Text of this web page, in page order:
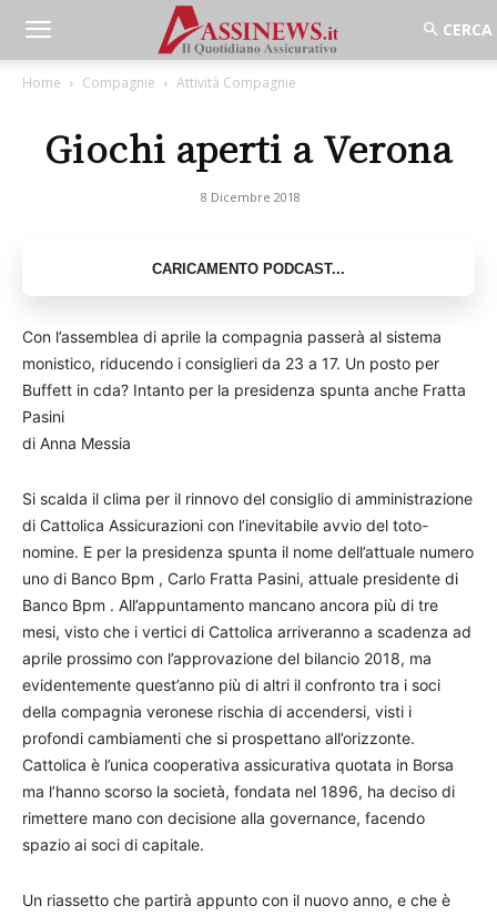
Home Compagnie Attività Compagnie
Giochi aperti a Verona
8 Dicembre 2018
Con l’assemblea di aprile la compagnia passerà al sistema
monistico, riducendo i consiglieri da 23 a 17. Un posto per
Buffett in cda? Intanto per la presidenza spunta anche Fratta
Pasini
di Anna Messia
Si scalda il clima per il rinnovo del consiglio di amministrazione
di Cattolica Assicurazioni con l’inevitabile avvio del toto-
nomine. E per la presidenza spunta il nome dell’attuale numero
uno di Banco Bpm , Carlo Fratta Pasini, attuale presidente di
Banco Bpm . All’appuntamento mancano ancora più di tre
mesi, visto che i vertici di Cattolica arriveranno a scadenza ad
aprile prossimo con l’approvazione del bilancio 2018, ma
evidentemente quest’anno più di altri il confronto tra i soci
della compagnia veronese rischia di accendersi, visti i
profondi cambiamenti che si prospettano all’orizzonte.
Cattolica è l’unica cooperativa assicurativa quotata in Borsa
ma l’hanno scorso la società, fondata nel 1896, ha deciso di
rimettere mano con decisione alla governance, facendo
spazio ai soci di capitale.
Un riassetto che partirà appunto con il nuovo anno, e che è